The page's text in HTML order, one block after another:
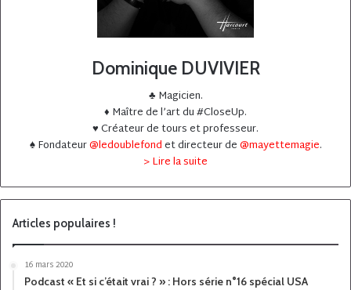
Dominique DUVIVIER
♣️ Magicien.
♦️ Maître de l’art du #CloseUp.
♥️ Créateur de tours et professeur.
♠️ Fondateur@ledoublefondet directeur de@mayettemagie.
> Lire la suite
Articles populaires !
16 mars 2020
Podcast « Et si c’était vrai ? » : Hors série n°16 spécial USA